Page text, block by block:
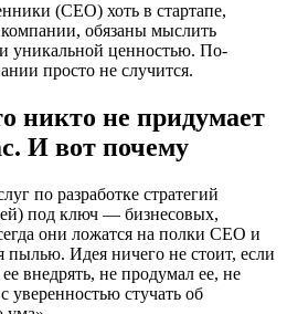
(CEO) хоть в стартапе,
обязаны мыслить
уникальной ценностью. По-
просто не случится.
никто не придумает
И вот почему
по разработке стратегий
под ключ — бизнесовых,
они ложатся на полки CEO и
пылью. Идея ничего не стоит, если
внедрять, не продумал ее, не
стучать об